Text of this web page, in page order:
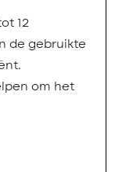
12
de gebruikte
om het